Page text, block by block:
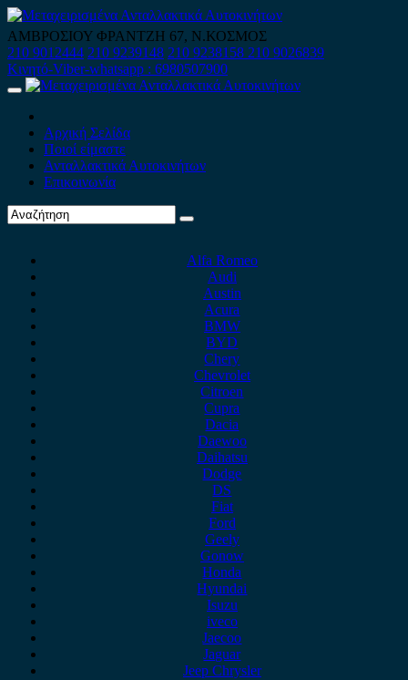
Skip
to
content
ΑΜΒΡΟΣΙΟΥ ΦΡΑΝΤΖΗ 67, Ν.ΚΟΣΜΟΣ
210 9012444 210 9239148 210 9238158 210 9026839
Κινητό-Viber-whatsapp : 6980507900
Primary
Αρχική Σελίδα
Ποιοί είμαστε
Ανταλλακτικά Αυτοκινήτων
Επικοινωνία
Alfa Romeo
Audi
Austin
Acura
BMW
BYD
Chery
Chevrolet
Citroen
Cupra
Dacia
Daewoo
Daihatsu
Dodge
DS
Fiat
Ford
Geely
Gonow
Honda
Hyundai
Isuzu
iveco
Jaecoo
Jaguar
Jeep Chrysler